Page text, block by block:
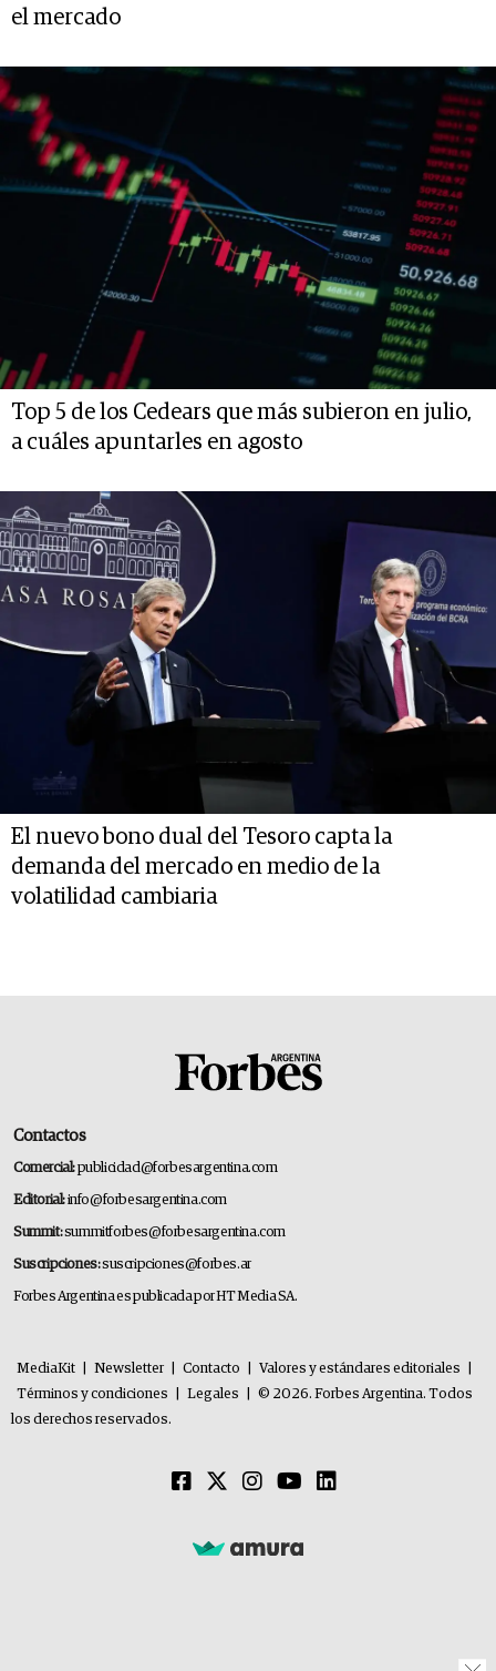
el mercado
Top 5 de los Cedears que más subieron en julio,
a cuáles apuntarles en agosto
El nuevo bono dual del Tesoro capta la
demanda del mercado en medio de la
volatilidad cambiaria
Contactos
Comercial:publicidad@forbesargentina.com
Editorial:info@forbesargentina.com
Summit:summitforbes@forbesargentina.com
Suscripciones:suscripciones@forbes.ar
Forbes Argentina es publicada por HT Media SA.
MediaKit Newsletter Contacto Valores y estándares editoriales
Términos y condiciones
Legales
© 2026. Forbes Argentina. Todos
los derechos reservados.